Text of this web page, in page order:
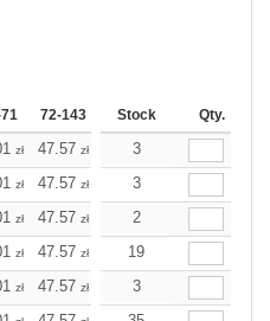
72-143 144-287 288 +
Stock Qty.
zł 47.57 zł 47.12
3
zł 47.57 zł 47.12
3
zł 47.57 zł 47.12
2
zł 47.57 zł 47.12
19
zł 47.57 zł 47.12
3